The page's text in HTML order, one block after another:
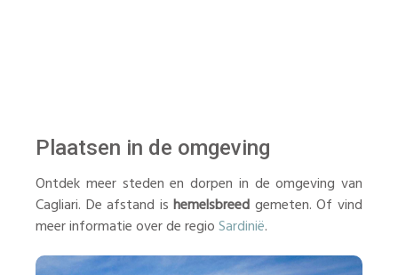
Plaatsen in de omgeving
Ontdek meer steden en dorpen in de omgeving van
Cagliari. De afstand ishemelsbreed gemeten. Of vind
meer informatie over de regioSardinië.